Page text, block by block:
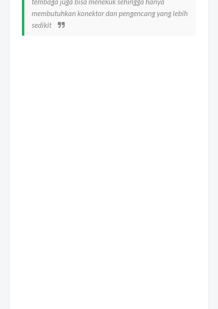
membutuhkan konektor dan pengencang yang lebih
sedikit